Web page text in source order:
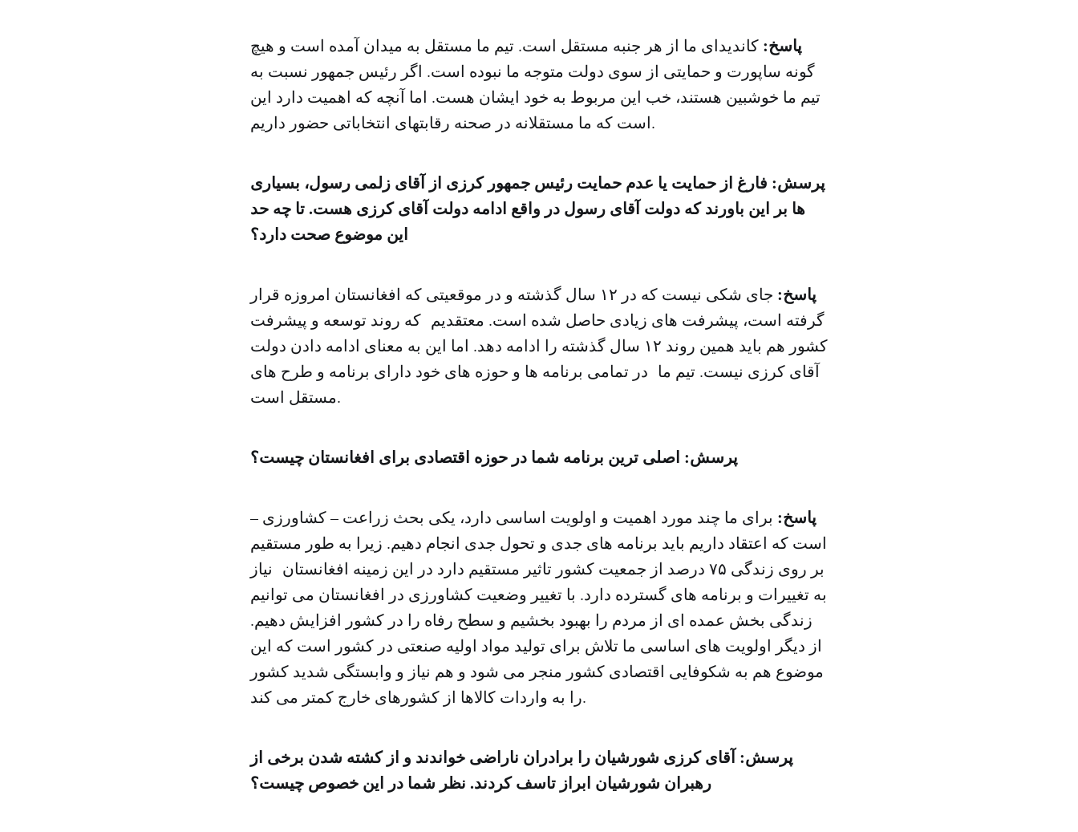
پاسخ: کاندیدای ما از هر جنبه مستقل است. تیم ما مستقل به میدان آمده است و هیچ
گونه ساپورت و حمایتی از سوی دولت متوجه ما نبوده است. اگر رئیس جمهور نسبت به
تیم ما خوشبین هستند، خب این مربوط به خود ایشان هست. اما آنچه که اهمیت دارد این
است که ما مستقلانه در صحنه رقابتهای انتخاباتی حضور داریم.
پرسش: فارغ از حمایت یا عدم حمایت رئیس جمهور کرزی از آقای زلمی رسول، بسیاری
ها بر این باورند که دولت آقای رسول در واقع ادامه دولت آقای کرزی هست. تا چه حد
این موضوع صحت دارد؟
پاسخ:
جای شکی نیست که در ۱۲ سال گذشته و در موقعیتی که افغانستان امروزه قرار
گرفته است، پیشرفت های زیادی حاصل شده است. معتقدیم که روند توسعه و پیشرفت
کشور هم باید همین روند ۱۲ سال گذشته را ادامه دهد. اما این به معنای ادامه دادن دولت
آقای کرزی نیست. تیم ما در تمامی برنامه ها و حوزه های خود دارای برنامه و طرح های
مستقل است.
پرسش: اصلی ترین برنامه شما در حوزه اقتصادی برای افغانستان چیست؟
پاسخ: برای ما چند مورد اهمیت و اولویت اساسی دارد، یکی بحث زراعت – کشاورزی –
است که اعتقاد داریم باید برنامه های جدی و تحول جدی انجام دهیم. زیرا به طور مستقیم
بر روی زندگی ۷۵ درصد از جمعیت کشور تاثیر مستقیم دارد در این زمینه افغانستان نیاز
به تغییرات و برنامه های گسترده دارد. با تغییر وضعیت کشاورزی در افغانستان می توانیم
زندگی بخش عمده ای از مردم را بهبود بخشیم و سطح رفاه را در کشور افزایش دهیم.
از دیگر اولویت های اساسی ما تلاش برای تولید مواد اولیه صنعتی در کشور است که این
موضوع هم به شکوفایی اقتصادی کشور منجر می شود و هم نیاز و وابستگی شدید کشور
را به واردات کالاها از کشورهای خارج کمتر می کند.
پرسش: آقای کرزی شورشیان را برادران ناراضی خواندند و از کشته شدن برخی از
رهبران شورشیان ابراز تاسف کردند. نظر شما در این خصوص چیست؟